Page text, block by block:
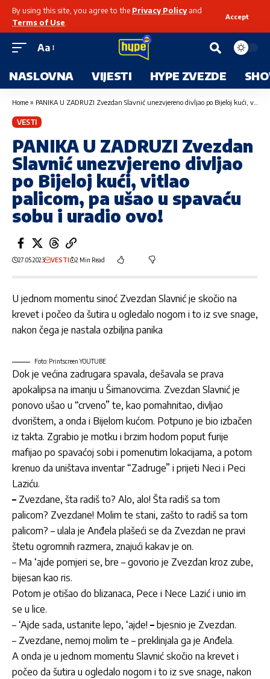
By using this site, you agree to the Privacy Policyand
Terms of Use
Accept
Aa
NASLOVNA VIJESTI HYPE ZVEZDE
Home » PANIKA U ZADRUZI Zvezdan Slavnić unezvjereno divljao po Bijeloj kući, vitlao palicom, pa ušao u spavaću sobu i uradio ovo!
VESTI
PANIKA U ZADRUZI Zvezdan
Slavnić unezvjereno divljao
po Bijeloj kući, vitlao
palicom, pa ušao u spavaću
sobu i uradio ovo!
27.05.2023 VESTI 2 Min Read
U jednom momentu sinoć Zvezdan Slavnić je skočio na
krevet i počeo da šutira u ogledalo nogom i to iz sve snage,
nakon čega je nastala ozbiljna panika
Foto: Printscreen YOUTUBE
Dok je većina zadrugara spavala, dešavala se prava
apokalipsa na imanju u Šimanovcima. Zvezdan Slavnić je
ponovo ušao u “crveno” te, kao pomahnitao, divljao
dvorištem, a onda i Bijelom kućom. Potpuno je bio izbačen
iz takta. Zgrabio je motku i brzim hodom poput furije
mafijao po spavaćoj sobi i pomenutim lokacijama, a potom
krenuo da uništava inventar “Zadruge” i prijeti Neci i Peci
Laziću.
– Zvezdane, šta radiš to? Alo, alo! Šta radiš sa tom
palicom? Zvezdane! Molim te stani, zašto to radiš sa tom
palicom? – ulala je Anđela plašeći se da Zvezdan ne pravi
štetu ogromnih razmera, znajući kakav je on.
– Ma ‘ajde pomjeri se, bre – govorio je Zvezdan kroz zube,
bijesan kao ris.
Potom je otišao do blizanaca, Pece i Nece Lazić i unio im
se u lice.
– ‘Ajde sada, ustanite lepo, ‘ajde! – bjesnio je Zvezdan.
– Zvezdane, nemoj molim te – preklinjala ga je Anđela.
A onda je u jednom momentu Slavnić skočio na krevet i
počeo da šutira u ogledalo nogom i to iz sve snage, nakon